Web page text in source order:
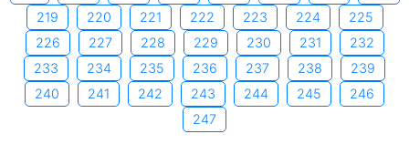
219
220 221 222 223 224
225
226
227 228 229 230 231
232
233
234 235 236 237 238
239
240
241 242 243 244 245
246
247